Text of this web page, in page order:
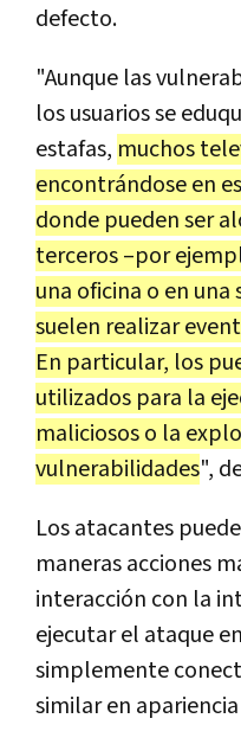
defecto.
"Aunque las
los usuarios se
estafas, muchos
encontrándose en
donde pueden ser
terceros –por
una oficina o en una
suelen realizar
En particular, los
utilizados para la
maliciosos o la
vulnerabilidades",
Los atacantes
maneras acciones
interacción con la
ejecutar el ataque
simplemente
similar en